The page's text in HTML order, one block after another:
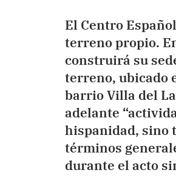
El Centro
terreno propio.
construirá su
terreno, ubicado
barrio Villa del
adelante
hispanidad, sino
términos
durante el acto